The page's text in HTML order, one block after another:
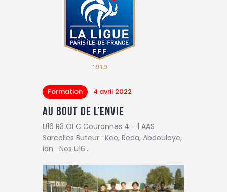
Formation 4 avril 2022
Au bout de l’envie
U16 R3 OFC Couronnes 4 - 1 AAS
Sarcelles Buteur : Keo, Reda, Abdoulaye,
ian Nos U16…